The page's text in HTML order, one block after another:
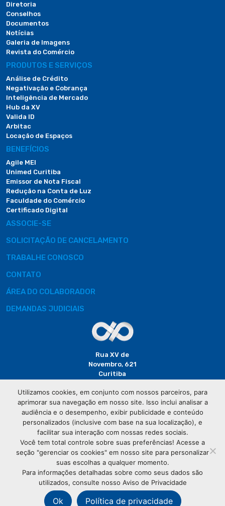
Diretoria
Conselhos
Documentos
Notícias
Galeria de Imagens
Revista do Comércio
PRODUTOS E SERVIÇOS
Análise de Crédito
Negativação e Cobrança
Inteligência de Mercado
Hub da XV
Valida ID
Arbitac
Locação de Espaços
BENEFÍCIOS
Agile MEI
Unimed Curitiba
Emissor de Nota Fiscal
Redução na Conta de Luz
Faculdade do Comércio
Certificado Digital
ASSOCIE-SE
SOLICITAÇÃO DE CANCELAMENTO
TRABALHE CONOSCO
CONTATO
ÁREA DO COLABORADOR
DEMANDAS JUDICIAIS
Rua XV de
Novembro, 621
Curitiba
(41) 3320-
2929
© CopyrightAssociação Comercial do Paraná - Todos os
direitos reservados
76.583.004/0001-01
Utilizamos cookies, em conjunto com nossos parceiros, para
aprimorar sua navegação em nosso site. Isso inclui analisar a
audiência e o desempenho, exibir publicidade e conteúdo
personalizados (inclusive com base na sua localização), e
facilitar sua interação com nossas redes sociais.
Você tem total controle sobre suas preferências! Acesse a
seção "gerenciar os cookies" em nosso site para personalizar
suas escolhas a qualquer momento.
Para informações detalhadas sobre como seus dados são
utilizados, consulte nosso Aviso de Privacidade
Ok Política de privacidade